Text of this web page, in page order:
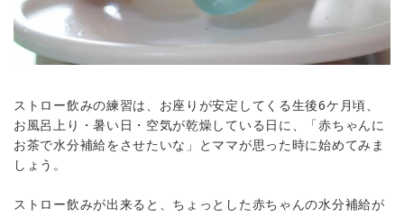
ストロー飲みの練習は、お座りが安定してくる生後6ケ月頃、
お風呂上り・暑い日・空気が乾燥している日に、「赤ちゃんに
お茶で水分補給をさせたいな」とママが思った時に始めてみま
しょう。
ストロー飲みが出来ると、ちょっとした赤ちゃんの水分補給が